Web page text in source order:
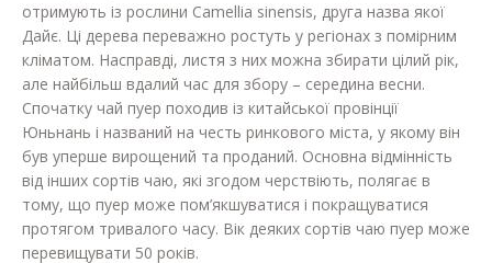
отримують із рослини Camellia sinensis, друга назва якої
Дайє. Ці дерева переважно ростуть у регіонах з помірним
кліматом. Насправді, листя з них можна збирати цілий рік,
але найбільш вдалий час для збору – середина весни.
Спочатку чай пуер походив із китайської провінції
Юньнань і названий на честь ринкового міста, у якому він
був уперше вирощений та проданий. Основна відмінність
від інших сортів чаю, які згодом черствіють, полягає в
тому, що пуер може пом’якшуватися і покращуватися
протягом тривалого часу. Вік деяких сортів чаю пуер може
перевищувати 50 років.